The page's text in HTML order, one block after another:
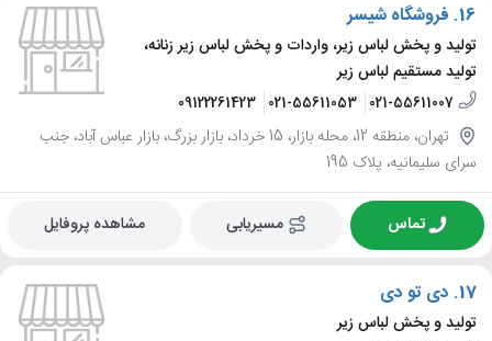
16. فروشگاه شیسر
تولید و پخش لباس زیر، واردات و پخش لباس زیر زنانه،
تولید مستقیم لباس زیر
021-55611007
021-55611053
09122261423
تهران، منطقه 12، محله بازار، 15 خرداد، بازار بزرگ، بازار عباس آباد، جنب
سرای سلیمانیه، پلاک 195
تماس مسیریابی مشاهده پروفایل
17. دی تو دی
تولید و پخش لباس زیر